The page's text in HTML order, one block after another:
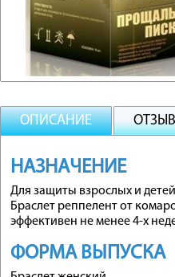
ОПИСАНИЕ
НАЗНАЧЕНИЕ
Для защиты взрослых и
Браслет реппелент от
эффективен не менее 4-х
ФОРМА ВЫПУСКА